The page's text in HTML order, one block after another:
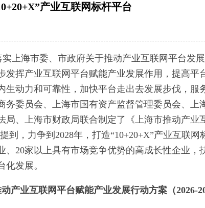
产业互联网标杆平台
实上海市委、市政府关于推动产业互联网平台发
发挥产业互联网平台赋能产业发展作用，提高平
生动力和可靠性，加快平台走出去发展步伐，服
务委员会、上海市国有资产监督管理委员会、上
局、上海市财政局联合制定了《上海市推动产业
到，力争到2028年，打造“10+20+X”产业互联
、20家以上具有市场竞争优势的高成长性企业，
发展。
产业互联网平台赋能产业发展行动方案（2026-